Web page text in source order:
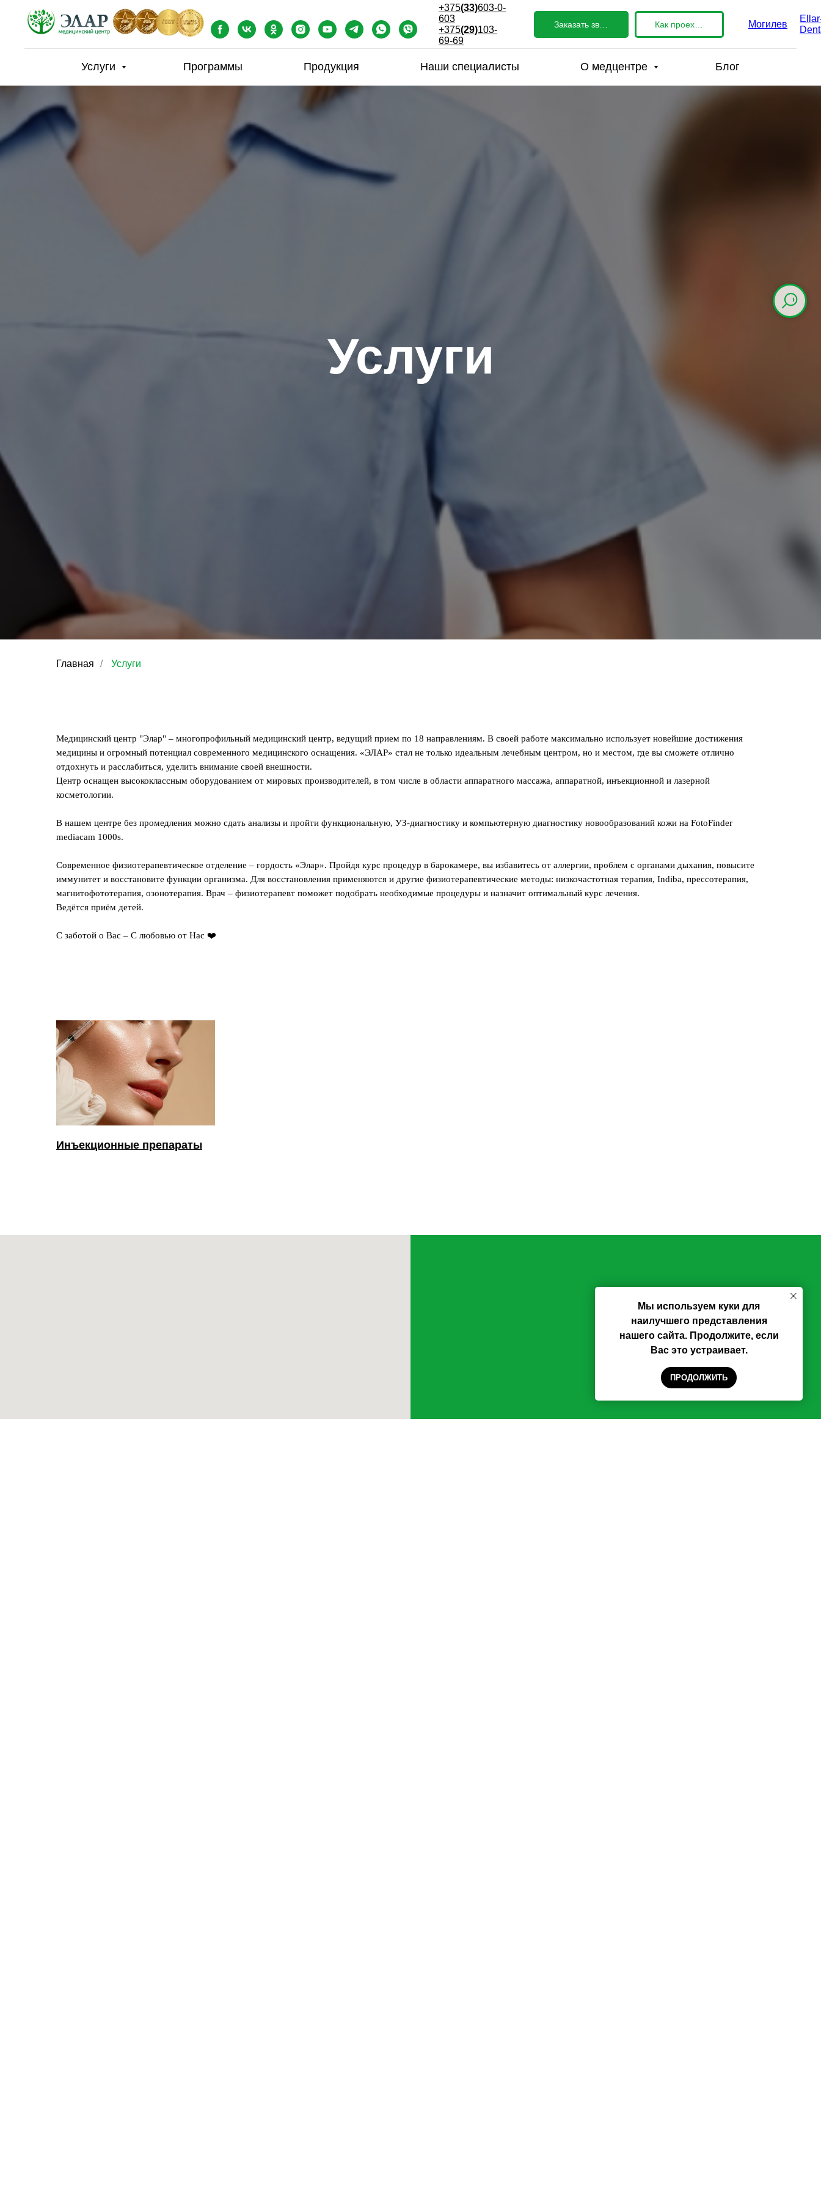
+375(33)603-0-
603
+375(29)103-
69-69
Как проехать? Могилев
Услуги Программы Продукция Наши специалисты О медцентре Блог
Услуги
Главная / Услуги
Медицинский центр "Элар" – многопрофильный медицинский центр, ведущий прием по 18 направлениям. В своей работе максимально использует новейшие достижения
медицины и огромный потенциал современного медицинского оснащения. «ЭЛАР» стал не только идеальным лечебным центром, но и местом, где вы сможете отлично
отдохнуть и расслабиться, уделить внимание своей внешности.
Центр оснащен высококлассным оборудованием от мировых производителей, в том числе в области аппаратного массажа, аппаратной, инъекционной и лазерной
косметологии.
В нашем центре без промедления можно сдать анализы и пройти функциональную, УЗ-диагностику и компьютерную диагностику новообразований кожи на FotoFinder
mediacam 1000s.
Современное физиотерапевтическое отделение – гордость «Элар». Пройдя курс процедур в барокамере, вы избавитесь от аллергии, проблем с органами дыхания, повысите
иммунитет и восстановите функции организма. Для восстановления применяются и другие физиотерапевтические методы: низкочастотная терапия, Indiba, прессотерапия,
магнитофототерапия, озонотерапия. Врач – физиотерапевт поможет подобрать необходимые процедуры и назначит оптимальный курс лечения.
Ведётся приём детей.
С заботой о Вас – С любовью от Нас ❤️
Инъекционные препараты
Мы используем куки для
наилучшего представления
нашего сайта. Продолжите, если
Вас это устраивает.
ПРОДОЛЖИТЬ